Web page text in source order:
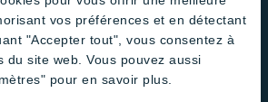
vos préférences et en détectant
"Accepter tout", vous consentez à
du site web. Vous pouvez aussi
pour en savoir plus.
pour
vos besoins
avec performance et